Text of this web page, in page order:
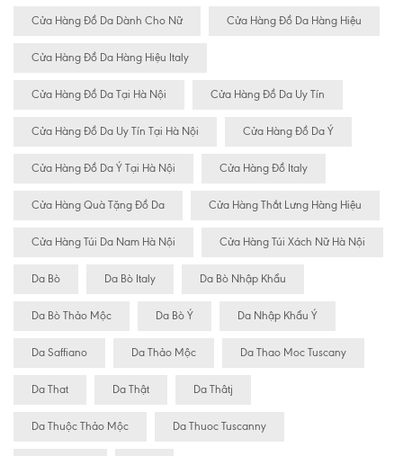
Cửa Hàng Đồ Da Dành Cho Nữ Cửa Hàng Đồ Da Hàng Hiệu
Cửa Hàng Đồ Da Hàng Hiệu Italy
Cửa Hàng Đồ Da Tại Hà Nội Cửa Hàng Đồ Da Uy Tín
Cửa Hàng Đồ Da Uy Tín Tại Hà Nội Cửa Hàng Đồ Da Ý
Cửa Hàng Đồ Da Ý Tại Hà Nội Cửa Hàng Đồ Italy
Cửa Hàng Quà Tặng Đồ Da Cửa Hàng Thắt Lưng Hàng Hiệu
Cửa Hàng Túi Da Nam Hà Nội Cửa Hàng Túi Xách Nữ Hà Nội
Da Bò Da Bò Italy Da Bò Nhập Khẩu
Da Bò Thảo Mộc Da Bò Ý Da Nhập Khẩu Ý
Da Saffiano Da Thảo Mộc Da Thao Moc Tuscany
Da That Da Thật Da Thâtj
Da Thuộc Thảo Mộc Da Thuoc Tuscanny